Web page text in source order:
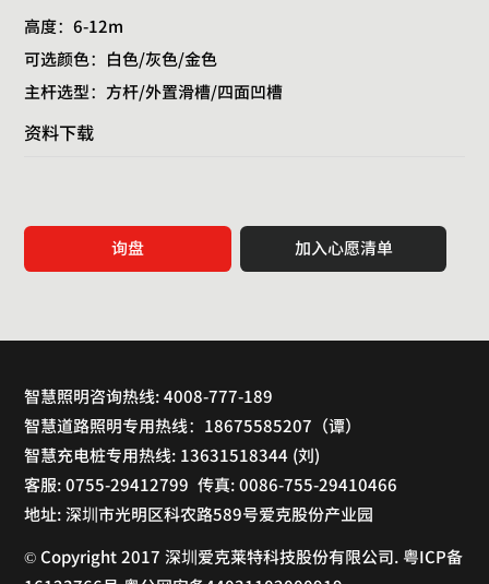
高度：6-12m
可选颜色：白色/灰色/金色
主杆选型：方杆/外置滑槽/四面凹槽
资料下载
询盘 加入心愿清单
智慧照明咨询热线: 4008-777-189
智慧道路照明专用热线：18675585207（谭）
智慧充电桩专用热线: 13631518344 (刘)
客服: 0755-29412799 传真: 0086-755-29410466
地址: 深圳市光明区科农路589号爱克股份产业园
© Copyright 2017 深圳爱克莱特科技股份有限公司. 粤ICP备